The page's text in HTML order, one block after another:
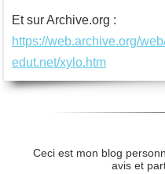
Et sur Archive.org :
https://web.archive.org/
edut.net/xylo.htm
Ceci est mon blog
avis et